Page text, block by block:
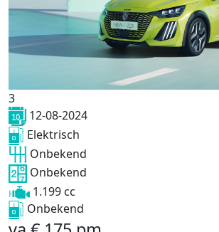
3
12-08-2024
Elektrisch
Onbekend
Onbekend
1.199 cc
Onbekend